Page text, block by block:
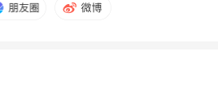
性行情、实现差异化竞争的
永赢基金等已在部分细分赛